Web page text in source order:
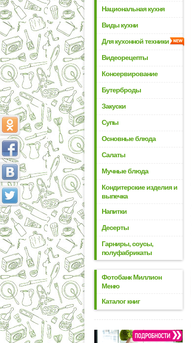
Национальная кухня
Виды кухни
Для кухонной техники
Видеорецепты
Консервирование
Бутерброды
Закуски
Супы
Основные блюда
Салаты
Мучные блюда
Кондитерские изделия и
выпечка
Напитки
Десерты
Гарниры, соусы,
полуфабрикаты
Фотобанк Миллион
Меню
Каталог книг